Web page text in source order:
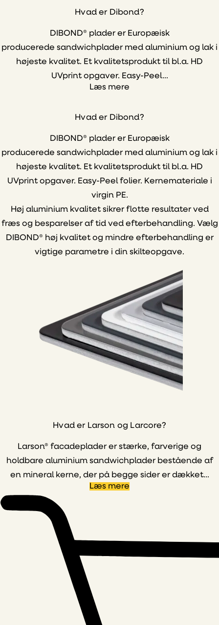
Hvad er Dibond?
DIBOND® plader er Europæisk
producerede sandwichplader med aluminium og lak i
højeste kvalitet. Et kvalitetsprodukt til bl.a. HD
UVprint opgaver. Easy-Peel...
Læs mere
Hvad er Dibond?
DIBOND® plader er Europæisk
producerede sandwichplader med aluminium og lak i
højeste kvalitet. Et kvalitetsprodukt til bl.a. HD
UVprint opgaver. Easy-Peel folier. Kernemateriale i
virgin PE.
Høj aluminium kvalitet sikrer flotte resultater ved
fræs og besparelser af tid ved efterbehandling. Vælg
DIBOND® høj kvalitet og mindre efterbehandling er
vigtige parametre i din skilteopgave.
Hvad er Larson og Larcore?
Larson® facadeplader er stærke, farverige og
holdbare aluminium sandwichplader bestående af
en mineral kerne, der på begge sider er dækket...
Læs mere